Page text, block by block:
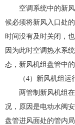
空调系统中的新
候必须将新风入口处
时间没有及时关闭，
因为此时空调热水系
态，新风机组盘管中
（4）新风机组
两管制新风机组
况，原因是电动水阀
盘管进风面处的管内